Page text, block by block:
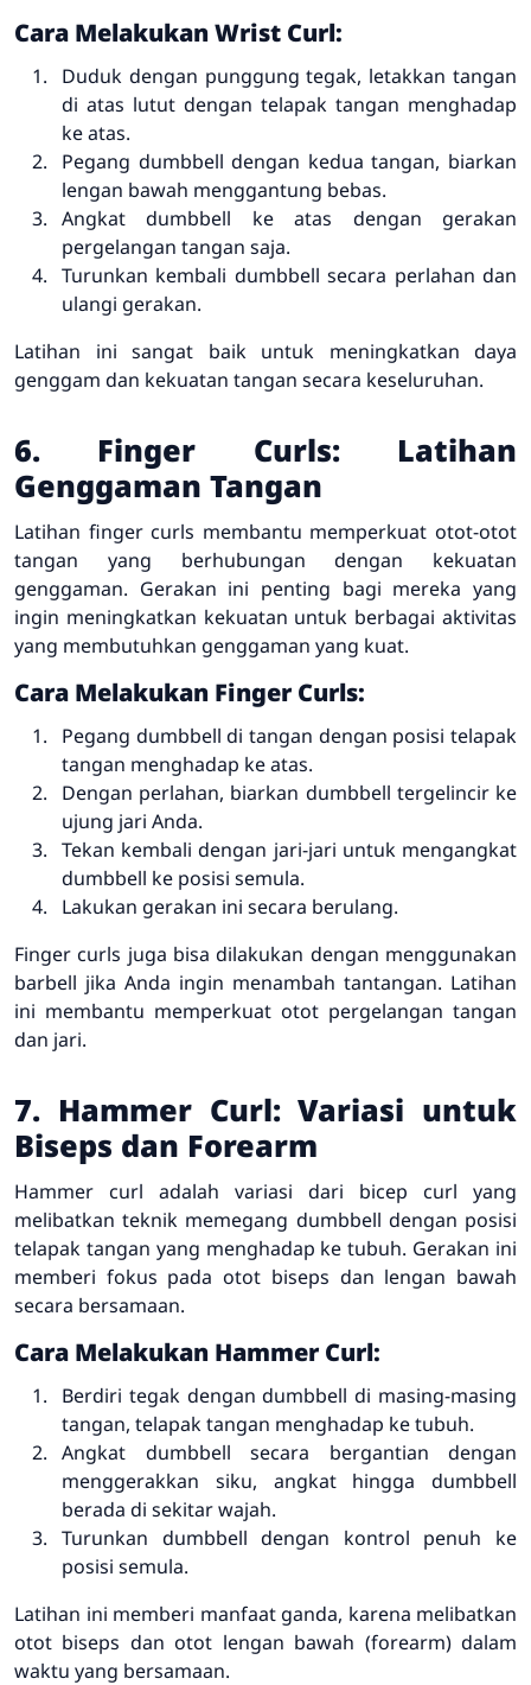
Cara Melakukan Wrist Curl:
Duduk dengan punggung tegak, letakkan tangan
di atas lutut dengan telapak tangan menghadap
ke atas.
Pegang dumbbell dengan kedua tangan, biarkan
lengan bawah menggantung bebas.
Angkat dumbbell ke atas dengan gerakan
pergelangan tangan saja.
Turunkan kembali dumbbell secara perlahan dan
ulangi gerakan.
Latihan ini sangat baik untuk meningkatkan daya
genggam dan kekuatan tangan secara keseluruhan.
6. Finger Curls: Latihan
Genggaman Tangan
Latihan finger curls membantu memperkuat otot-otot
tangan yang berhubungan dengan kekuatan
genggaman. Gerakan ini penting bagi mereka yang
ingin meningkatkan kekuatan untuk berbagai aktivitas
yang membutuhkan genggaman yang kuat.
Cara Melakukan Finger Curls:
Pegang dumbbell di tangan dengan posisi telapak
tangan menghadap ke atas.
Dengan perlahan, biarkan dumbbell tergelincir ke
ujung jari Anda.
Tekan kembali dengan jari-jari untuk mengangkat
dumbbell ke posisi semula.
Lakukan gerakan ini secara berulang.
Finger curls juga bisa dilakukan dengan menggunakan
barbell jika Anda ingin menambah tantangan. Latihan
ini membantu memperkuat otot pergelangan tangan
dan jari.
7. Hammer Curl: Variasi untuk
Biseps dan Forearm
Hammer curl adalah variasi dari bicep curl yang
melibatkan teknik memegang dumbbell dengan posisi
telapak tangan yang menghadap ke tubuh. Gerakan ini
memberi fokus pada otot biseps dan lengan bawah
secara bersamaan.
Cara Melakukan Hammer Curl:
Berdiri tegak dengan dumbbell di masing-masing
tangan, telapak tangan menghadap ke tubuh.
Angkat dumbbell secara bergantian dengan
menggerakkan siku, angkat hingga dumbbell
berada di sekitar wajah.
Turunkan dumbbell dengan kontrol penuh ke
posisi semula.
Latihan ini memberi manfaat ganda, karena melibatkan
otot biseps dan otot lengan bawah (forearm) dalam
waktu yang bersamaan.